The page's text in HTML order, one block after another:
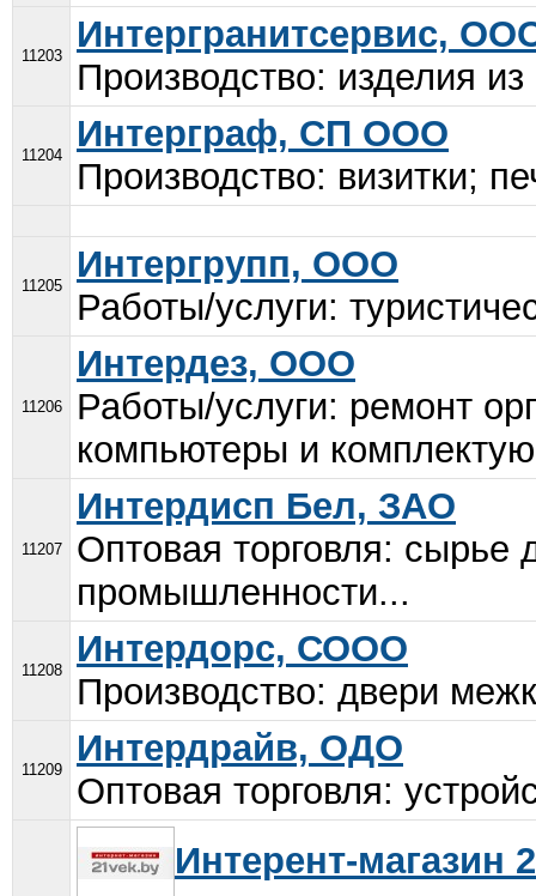
11203
Интергранитсервис,
Производство: изделия
11204
Интерграф, СП ООО
Производство: визитки;
11205
Интергрупп, ООО
Работы/услуги:
11206
Интердез, ООО
Работы/услуги: ремонт
компьютеры и
11207
Интердисп Бел, ЗАО
Оптовая торговля: сырье
промышленности...
11208
Интердорс, СООО
Производство: двери
11209
Интердрайв, ОДО
Оптовая торговля:
Интерент-магазин